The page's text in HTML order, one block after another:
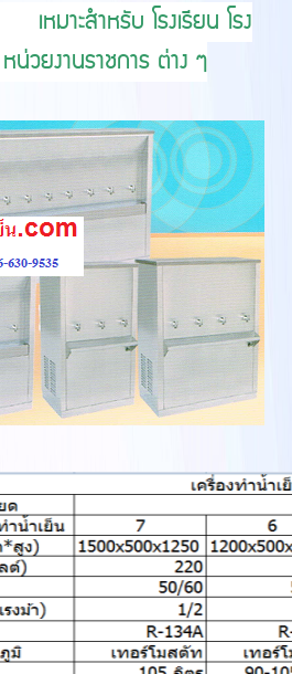
เหมาะสำหรับ โรงเรียน โรง
วยงานราชการ ต่าง ๆ